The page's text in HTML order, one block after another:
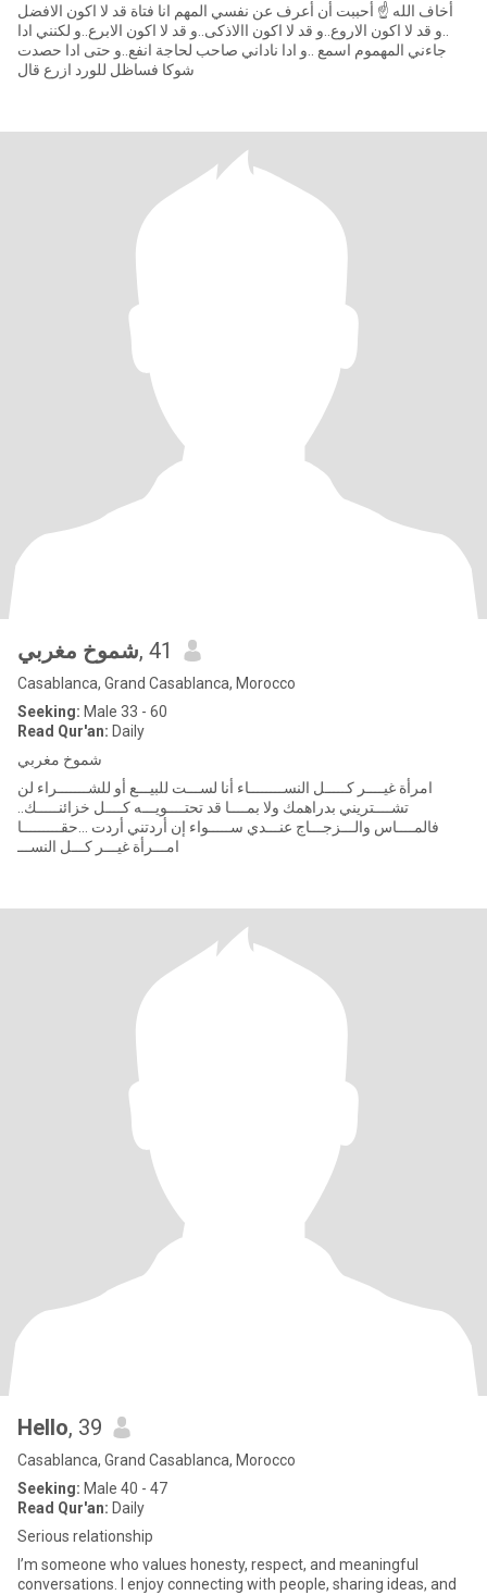
أخاف الله ☝ أحببت أن أعرف عن نفسي المهم انا فتاة قد لا اكون الافضل
..و قد لا اكون الاروع..و قد لا اكون االاذكى..و قد لا اكون الابرع..و لكنني ادا
جاءني المهموم اسمع ..و ادا ناداني صاحب لحاجة انفع..و حتى ادا حصدت
شوكا فساظل للورد ازرع قال
شموخ مغربي, 41
Casablanca, Grand Casablanca, Morocco
Seeking: Male 33 - 60
Read Qur'an: Daily
شموخ مغربي
امرأة غيــــر كـــــل النســــــــاء أنا لســـت للبيـــع أو للشـــــــراء لن
تشــــتريني بدراهمك ولا بمــــا قد تحتــــويـــه كــــل خزائنـــــك..
فالمــــاس والـــزجـــاج عنـــدي ســـــواء إن أردتني أردت ...حقـــــــــا
امـــرأة غيـــر كـــل النســـ
Hello, 39
Casablanca, Grand Casablanca, Morocco
Seeking: Male 40 - 47
Read Qur'an: Daily
Serious relationship
I’m someone who values honesty, respect, and meaningful
conversations. I enjoy connecting with people, sharing ideas, and